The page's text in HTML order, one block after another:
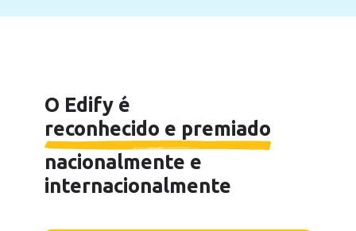
O Edify é
reconhecido e premiado
nacionalmente e
internacionalmente